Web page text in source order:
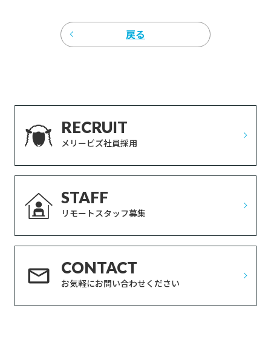
戻る
RECRUIT
メリービズ社員採用
STAFF
リモートスタッフ募集
CONTACT
お気軽にお問い合わせください